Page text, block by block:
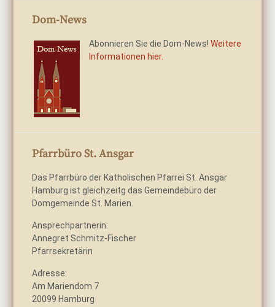
Dom-News
Abonnieren Sie die Dom-News!Weitere
Informationen hier.
Pfarrbüro St. Ansgar
Das Pfarrbüro der Katholischen Pfarrei St. Ansgar
Hamburg ist gleichzeitg das Gemeindebüro der
Domgemeinde St. Marien.
Ansprechpartnerin:
Annegret Schmitz-Fischer
Pfarrsekretärin
Adresse:
Am Mariendom 7
20099 Hamburg